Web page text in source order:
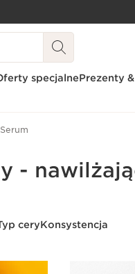
specjalnePrezenty
Serum
-
ceryKonsystencja